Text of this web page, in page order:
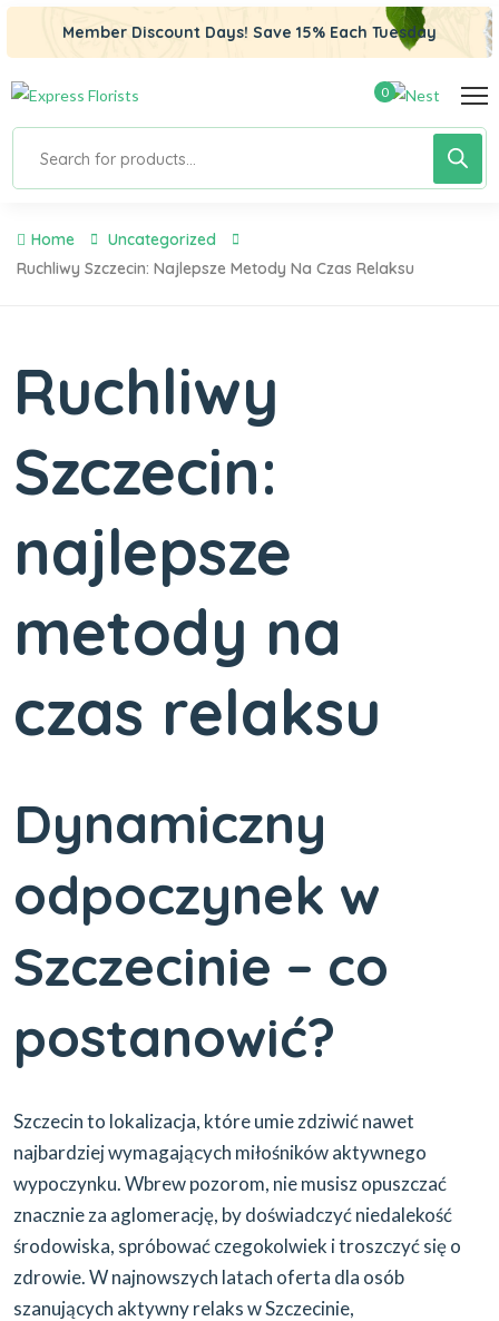
Member Discount Days! Save 15% Each Tuesday
0
Home
Uncategorized
Ruchliwy Szczecin: Najlepsze Metody Na Czas Relaksu
Ruchliwy
Szczecin:
najlepsze
metody na
czas relaksu
Dynamiczny
odpoczynek w
Szczecinie – co
postanowić?
Szczecin to lokalizacja, które umie zdziwić nawet
najbardziej wymagających miłośników aktywnego
wypoczynku. Wbrew pozorom, nie musisz opuszczać
znacznie za aglomerację, by doświadczyć niedalekość
środowiska, spróbować czegokolwiek i troszczyć się o
zdrowie. W najnowszych latach oferta dla osób
szanujących aktywny relaks w Szczecinie,